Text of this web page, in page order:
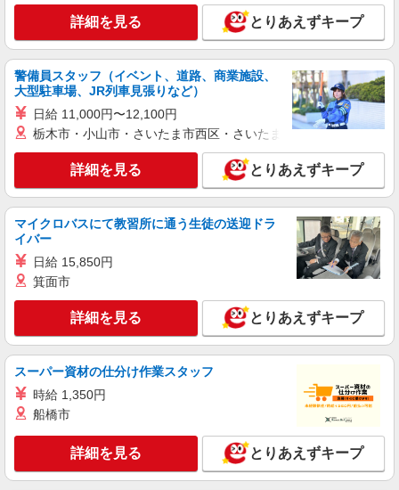
詳細を見る とりあえずキープ
警備員スタッフ（イベント、道路、商業施設、
大型駐車場、JR列車見張りなど）
日給 11,000円〜12,100円
栃木市・小山市・さいたま市西区・さいたま市岩槻区・久喜市・
詳細を見る とりあえずキープ
マイクロバスにて教習所に通う生徒の送迎ドラ
イバー
日給 15,850円
箕面市
詳細を見る とりあえずキープ
スーパー資材の仕分け作業スタッフ
時給 1,350円
船橋市
詳細を見る とりあえずキープ